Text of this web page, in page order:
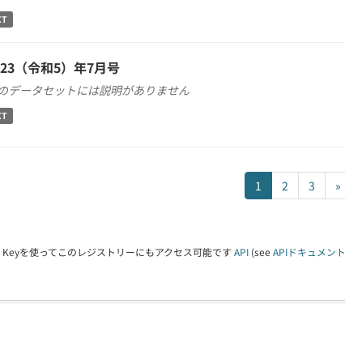
（令和5）年7月号
データセットには説明がありません
1 2 3 »
Keyを使ってこのレジストリーにもアクセス可能です API (see APIドキュメント